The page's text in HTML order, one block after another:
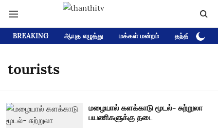
BREAKING ஆயுத எழுத்து மக்கள் மன்றம் தந்தி டிவி
tourists
மழையால் களக்காடு மூடல்- சுற்றுலா
பயணிகளுக்கு தடை